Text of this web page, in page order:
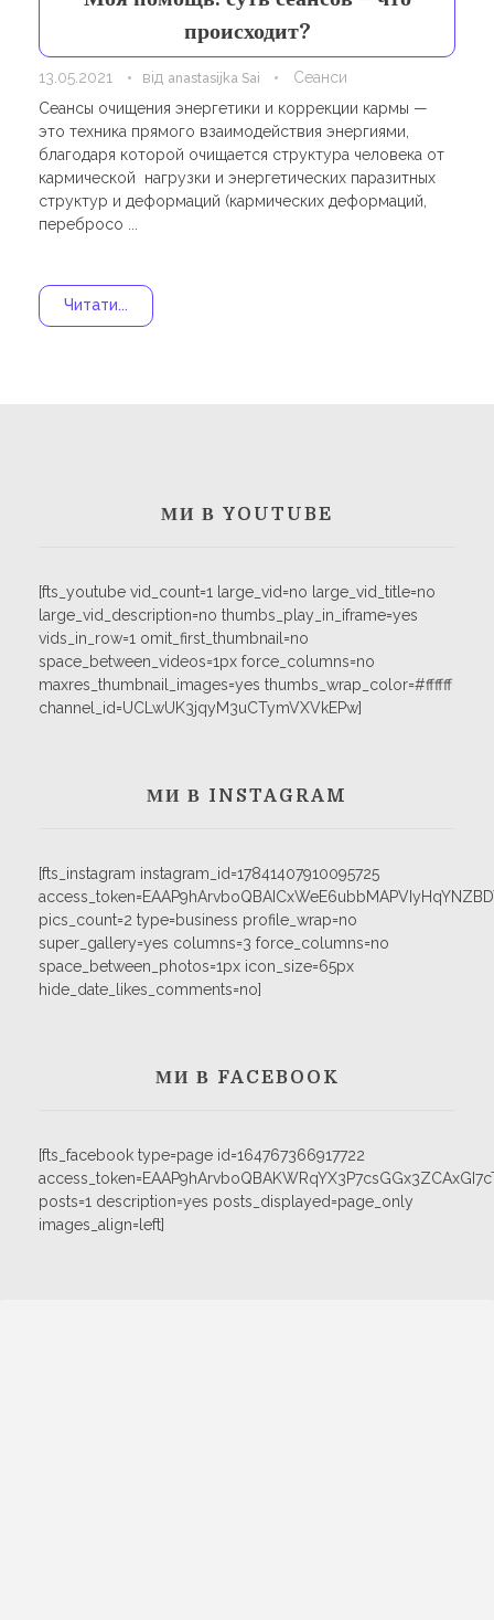
Навчання
Карти Духів
происходит?
13.05.2021 від anastasijka Sai
Сеанси
Сеансы очищения энергетики и коррекции кармы —
это техника прямого взаимодействия энергиями,
благодаря которой очищается структура человека от
кармической нагрузки и энергетических паразитных
структур и деформаций (кармических деформаций,
перебросо ...
Читати...
МИ В YOUTUBE
[fts_youtube vid_count=1 large_vid=no large_vid_title=no
large_vid_description=no thumbs_play_in_iframe=yes
vids_in_row=1 omit_first_thumbnail=no
space_between_videos=1px force_columns=no
maxres_thumbnail_images=yes thumbs_wrap_color=#ffffff
channel_id=UCLwUK3jqyM3uCTymVXVkEPw]
МИ В INSTAGRAM
[fts_instagram instagram_id=17841407910095725
pics_count=2 type=business profile_wrap=no
super_gallery=yes columns=3 force_columns=no
space_between_photos=1px icon_size=65px
hide_date_likes_comments=no]
МИ В FACEBOOK
[fts_facebook type=page id=164767366917722
posts=1 description=yes posts_displayed=page_only
images_align=left]